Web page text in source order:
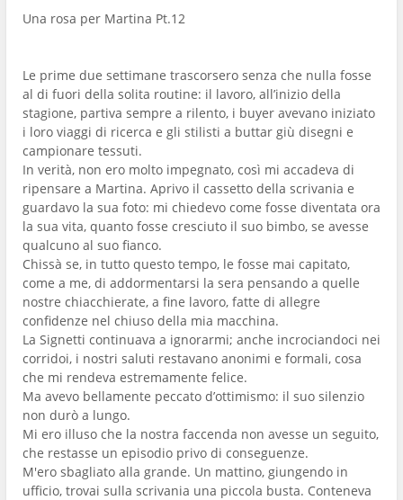
Una rosa per Martina Pt.12
Le prime due settimane trascorsero senza che nulla fosse
al di fuori della solita routine: il lavoro, all’inizio della
stagione, partiva sempre a rilento, i buyer avevano iniziato
i loro viaggi di ricerca e gli stilisti a buttar giù disegni e
campionare tessuti.
In verità, non ero molto impegnato, così mi accadeva di
ripensare a Martina. Aprivo il cassetto della scrivania e
guardavo la sua foto: mi chiedevo come fosse diventata ora
la sua vita, quanto fosse cresciuto il suo bimbo, se avesse
qualcuno al suo fianco.
Chissà se, in tutto questo tempo, le fosse mai capitato,
come a me, di addormentarsi la sera pensando a quelle
nostre chiacchierate, a fine lavoro, fatte di allegre
confidenze nel chiuso della mia macchina.
La Signetti continuava a ignorarmi; anche incrociandoci nei
corridoi, i nostri saluti restavano anonimi e formali, cosa
che mi rendeva estremamente felice.
Ma avevo bellamente peccato d’ottimismo: il suo silenzio
non durò a lungo.
Mi ero illuso che la nostra faccenda non avesse un seguito,
che restasse un episodio privo di conseguenze.
M'ero sbagliato alla grande. Un mattino, giungendo in
ufficio, trovai sulla scrivania una piccola busta. Conteneva